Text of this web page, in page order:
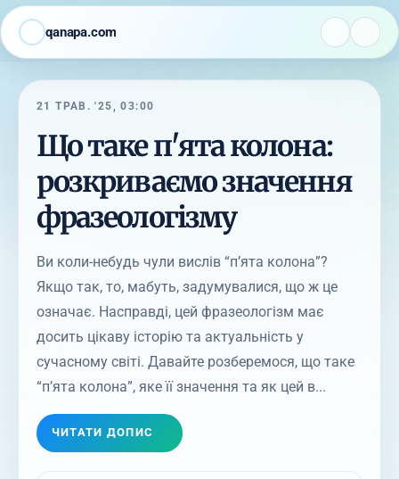
qanapa.com
21 ТРАВ. '25, 03:00
Що таке п'ята колона:
розкриваємо значення
фразеологізму
Ви коли-небудь чули вислів “п’ята колона”?
Якщо так, то, мабуть, задумувалися, що ж це
означає. Насправді, цей фразеологізм має
досить цікаву історію та актуальність у
сучасному світі. Давайте розберемося, що таке
“п’ята колона”, яке її значення та як цей в...
ЧИТАТИ ДОПИС